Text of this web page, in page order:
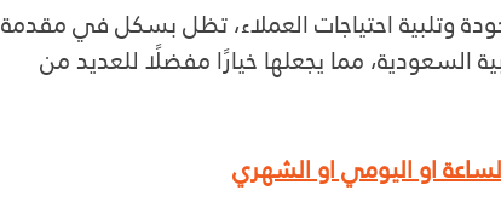
وتلبية احتياجات العملاء، تظل بسكل في مقدمة
السعودية، مما يجعلها خيارًا مفضلًا للعديد من
او اليومي او الشهري